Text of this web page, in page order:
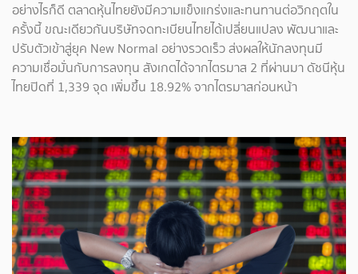
อย่างไรก็ดี ตลาดหุ้นไทยยังมีความแข็งแกร่งและทนทานต่อวิกฤตใน
ครั้งนี้ ขณะเดียวกันบริษัทจดทะเบียนไทยได้เปลี่ยนแปลง พัฒนาและ
ปรับตัวเข้าสู่ยุค New Normal อย่างรวดเร็ว ส่งผลให้นักลงทุนมี
ความเชื่อมั่นกับการลงทุน สังเกตได้จากไตรมาส 2 ที่ผ่านมา ดัชนีหุ้น
ไทยปิดที่ 1,339 จุด เพิ่มขึ้น 18.92% จากไตรมาสก่อนหน้า